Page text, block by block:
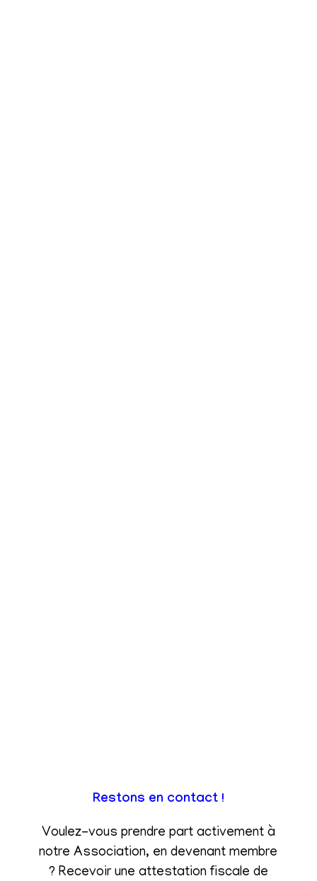
Restons en contact !
Voulez-vous prendre part activement à
notre Association, en devenant membre
? Recevoir une attestation fiscale de